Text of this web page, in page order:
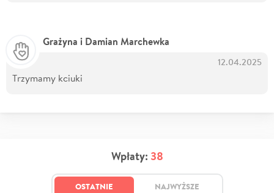
Grażyna i Damian Marchewka
12.04.2025
Trzymamy kciuki
Wpłaty: 38
OSTATNIE NAJWYŻSZE